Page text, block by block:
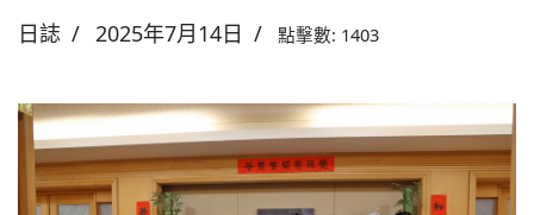
日誌 2025年7月14日 點擊數: 1403